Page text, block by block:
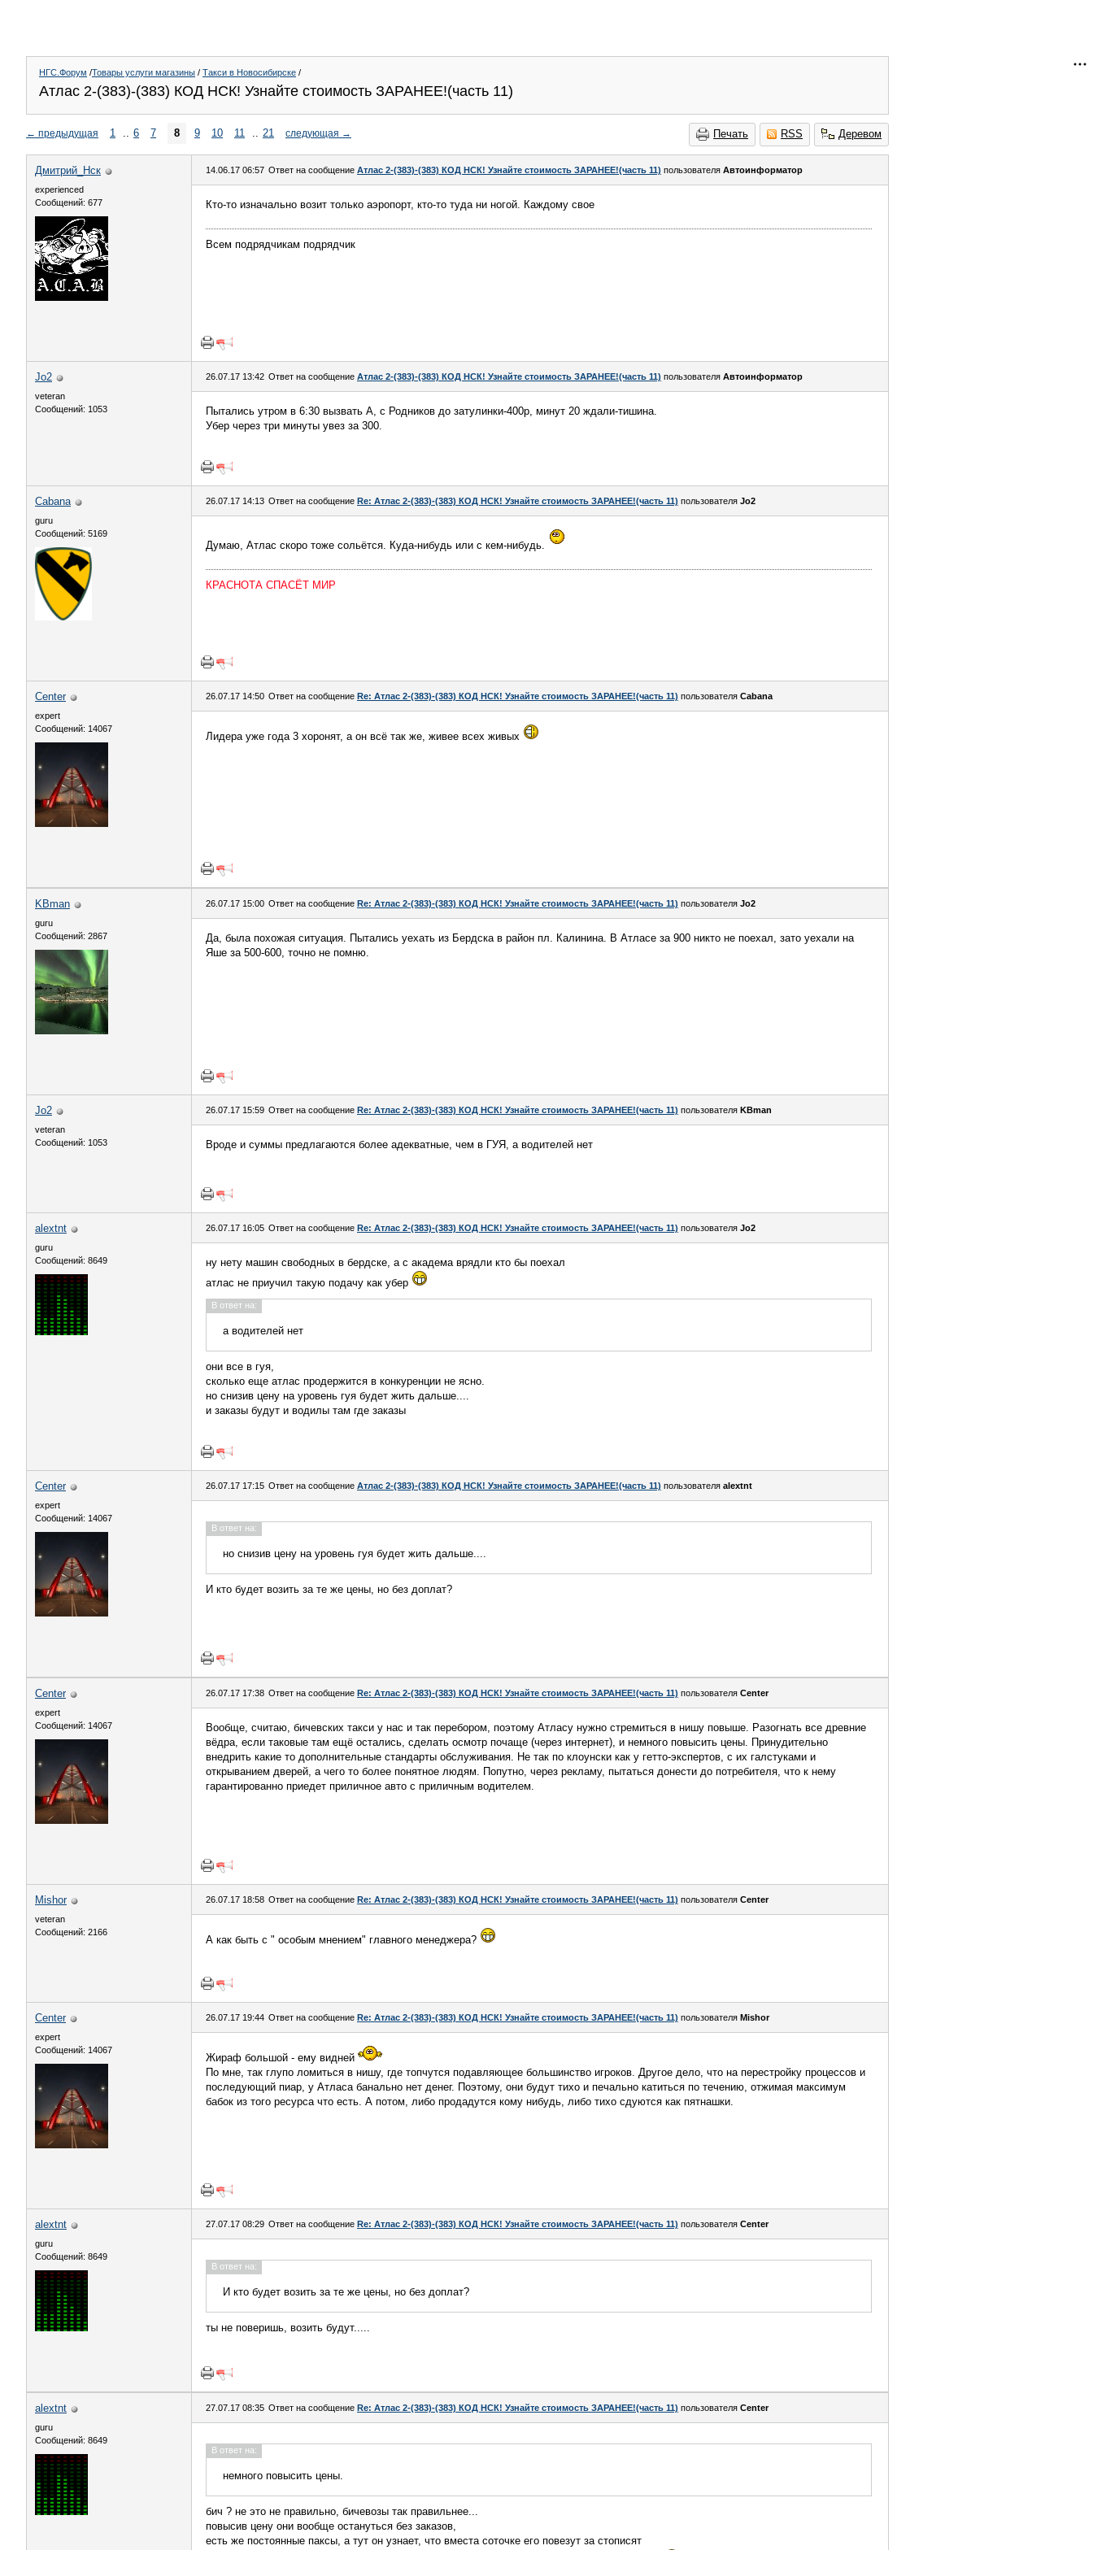
НГС.Форум /Товары услуги магазины / Такси в Новосибирске /
Атлас 2-(383)-(383) КОД НСК! Узнайте стоимость ЗАРАНЕЕ!(часть 11)
Печать RSS Деревом
← предыдущая 1 .. 6 7 8 9 10 11 .. 21 следующая →
Дмитрий_Нск
experienced
Сообщений: 677
14.06.17 06:57 Ответ на сообщение Атлас 2-(383)-(383) КОД НСК! Узнайте стоимость ЗАРАНЕЕ!(часть 11) пользователя Автоинформатор
Кто-то изначально возит только аэропорт, кто-то туда ни ногой. Каждому свое
Всем подрядчикам подрядчик
Jo2
veteran
Сообщений: 1053
26.07.17 13:42 Ответ на сообщение Атлас 2-(383)-(383) КОД НСК! Узнайте стоимость ЗАРАНЕЕ!(часть 11) пользователя Автоинформатор
Пытались утром в 6:30 вызвать А, с Родников до затулинки-400р, минут 20 ждали-тишина.
Убер через три минуты увез за 300.
Cabana
guru
Сообщений: 5169
26.07.17 14:13 Ответ на сообщение Re: Атлас 2-(383)-(383) КОД НСК! Узнайте стоимость ЗАРАНЕЕ!(часть 11) пользователя Jo2
Думаю, Атлас скоро тоже сольётся. Куда-нибудь или с кем-нибудь.
КРАСНОТА СПАСЁТ МИР
Center
expert
Сообщений: 14067
26.07.17 14:50 Ответ на сообщение Re: Атлас 2-(383)-(383) КОД НСК! Узнайте стоимость ЗАРАНЕЕ!(часть 11) пользователя Cabana
Лидера уже года 3 хоронят, а он всё так же, живее всех живых
KBman
guru
Сообщений: 2867
26.07.17 15:00 Ответ на сообщение Re: Атлас 2-(383)-(383) КОД НСК! Узнайте стоимость ЗАРАНЕЕ!(часть 11) пользователя Jo2
Да, была похожая ситуация. Пытались уехать из Бердска в район пл. Калинина. В Атласе за 900 никто не поехал, зато уехали на
Яше за 500-600, точно не помню.
Jo2
veteran
Сообщений: 1053
26.07.17 15:59 Ответ на сообщение Re: Атлас 2-(383)-(383) КОД НСК! Узнайте стоимость ЗАРАНЕЕ!(часть 11) пользователя KBman
Вроде и суммы предлагаются более адекватные, чем в ГУЯ, а водителей нет
alextnt
guru
Сообщений: 8649
26.07.17 16:05 Ответ на сообщение Re: Атлас 2-(383)-(383) КОД НСК! Узнайте стоимость ЗАРАНЕЕ!(часть 11) пользователя Jo2
ну нету машин свободных в бердске, а с академа врядли кто бы поехал
атлас не приучил такую подачу как убер
В ответ на:
а водителей нет
они все в гуя,
сколько еще атлас продержится в конкуренции не ясно.
но снизив цену на уровень гуя будет жить дальше....
и заказы будут и водилы там где заказы
Center
expert
Сообщений: 14067
26.07.17 17:15 Ответ на сообщение Атлас 2-(383)-(383) КОД НСК! Узнайте стоимость ЗАРАНЕЕ!(часть 11) пользователя alextnt
В ответ на:
но снизив цену на уровень гуя будет жить дальше....
И кто будет возить за те же цены, но без доплат?
Center
expert
Сообщений: 14067
26.07.17 17:38 Ответ на сообщение Re: Атлас 2-(383)-(383) КОД НСК! Узнайте стоимость ЗАРАНЕЕ!(часть 11) пользователя Center
Вообще, считаю, бичевских такси у нас и так перебором, поэтому Атласу нужно стремиться в нишу повыше. Разогнать все древние
вёдра, если таковые там ещё остались, сделать осмотр почаще (через интернет), и немного повысить цены. Принудительно
внедрить какие то дополнительные стандарты обслуживания. Не так по клоунски как у гетто-экспертов, с их галстуками и
открыванием дверей, а чего то более понятное людям. Попутно, через рекламу, пытаться донести до потребителя, что к нему
гарантированно приедет приличное авто с приличным водителем.
Mishor
veteran
Сообщений: 2166
26.07.17 18:58 Ответ на сообщение Re: Атлас 2-(383)-(383) КОД НСК! Узнайте стоимость ЗАРАНЕЕ!(часть 11) пользователя Center
А как быть с " особым мнением" главного менеджера?
Center
expert
Сообщений: 14067
26.07.17 19:44 Ответ на сообщение Re: Атлас 2-(383)-(383) КОД НСК! Узнайте стоимость ЗАРАНЕЕ!(часть 11) пользователя Mishor
Жираф большой - ему видней
По мне, так глупо ломиться в нишу, где топчутся подавляющее большинство игроков. Другое дело, что на перестройку процессов и
последующий пиар, у Атласа банально нет денег. Поэтому, они будут тихо и печально катиться по течению, отжимая максимум
бабок из того ресурса что есть. А потом, либо продадутся кому нибудь, либо тихо сдуются как пятнашки.
alextnt
guru
Сообщений: 8649
27.07.17 08:29 Ответ на сообщение Re: Атлас 2-(383)-(383) КОД НСК! Узнайте стоимость ЗАРАНЕЕ!(часть 11) пользователя Center
В ответ на:
И кто будет возить за те же цены, но без доплат?
ты не поверишь, возить будут.....
alextnt
guru
Сообщений: 8649
27.07.17 08:35 Ответ на сообщение Re: Атлас 2-(383)-(383) КОД НСК! Узнайте стоимость ЗАРАНЕЕ!(часть 11) пользователя Center
В ответ на:
немного повысить цены.
бич ? не это не правильно, бичевозы так правильнее...
повысив цену они вообще остануться без заказов,
есть же постоянные паксы, а тут он узнает, что вместа соточке его повезут за стописят